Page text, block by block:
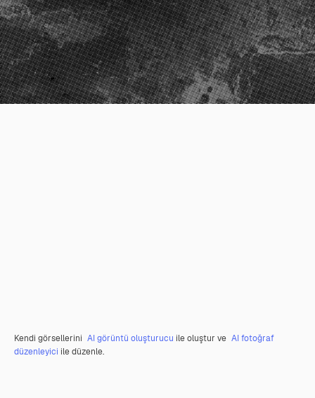
Kendi görsellerini AI görüntü oluşturucu ile oluştur ve AI fotoğraf
düzenleyici ile düzenle.